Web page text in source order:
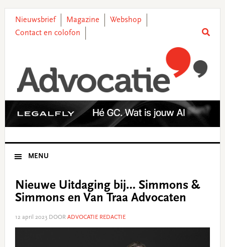
primary
main
primary
footer
Nieuwsbrief Magazine
Webshop
Contact en colofon
MENU
Nieuwe Uitdaging bij… Simmons &
Simmons en Van Traa Advocaten
12 april 2023DOOR ADVOCATIE REDACTIE